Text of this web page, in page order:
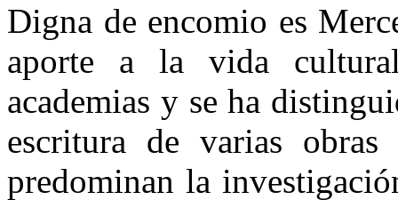
Digna de encomio es
aporte a la vida
academias y se ha
escritura de varias
predominan la